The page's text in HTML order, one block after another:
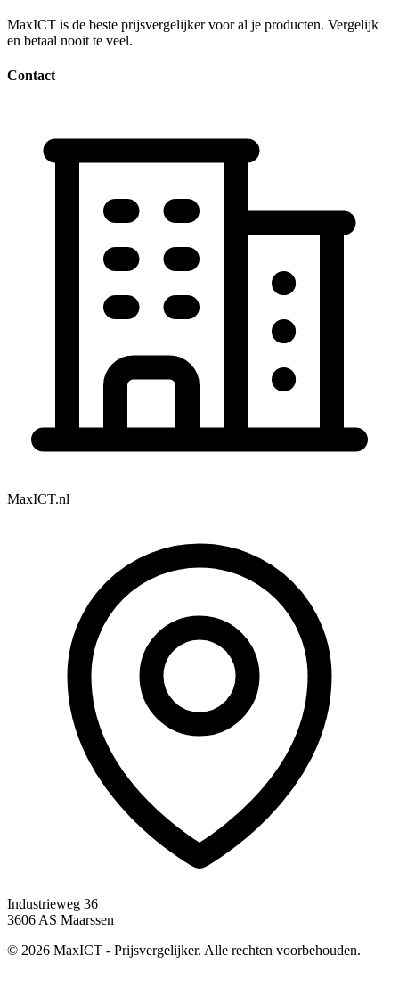
MaxICT is de beste prijsvergelijker voor al je producten. Vergelijk
en betaal nooit te veel.
Contact
MaxICT.nl
Industrieweg 36
3606 AS Maarssen
© 2026 MaxICT - Prijsvergelijker. Alle rechten voorbehouden.